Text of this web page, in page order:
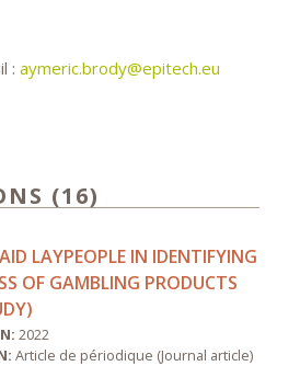
:aymeric.brody@epitech.eu
(16)
LAYPEOPLE IN IDENTIFYING
OF GAMBLING PRODUCTS
2022
Article de périodique (Journal article)